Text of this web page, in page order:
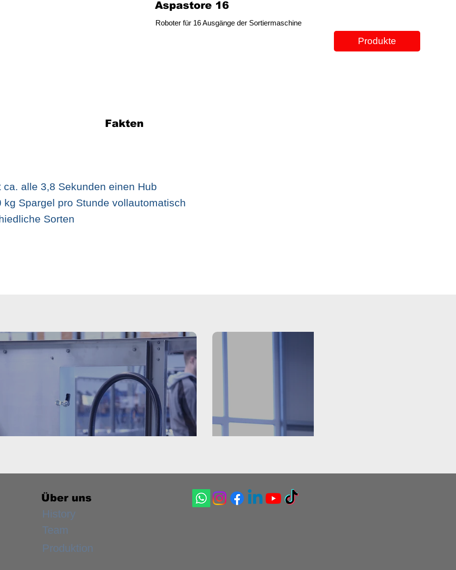
Aspastore 16
Roboter für 16 Ausgänge der Sortiermaschine
Fakten
ca. alle 3,8 Sekunden einen Hub
kg Spargel pro Stunde vollautomatisch
Sorten
Über uns
History
Team
Produktion
Produkte